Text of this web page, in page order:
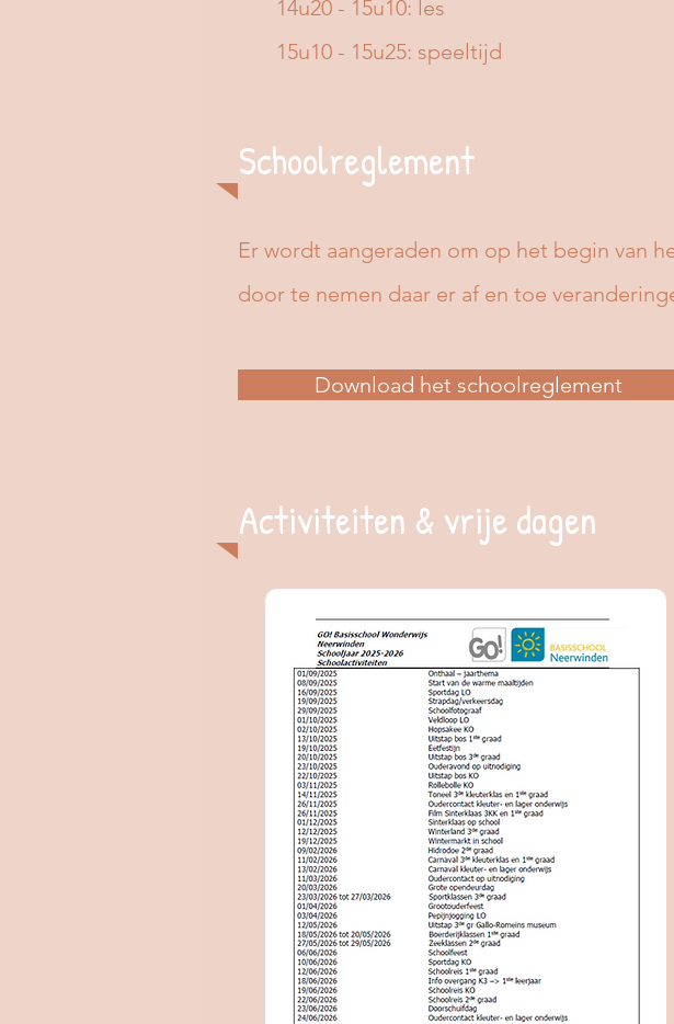
14u20 - 15u10: les
15u10 - 15u25: speeltijd
Schoolreglement
Er wordt aangeraden om op het begin van
door te nemen daar er af en toe
Download het schoolreglement
Activiteiten & vrije dagen